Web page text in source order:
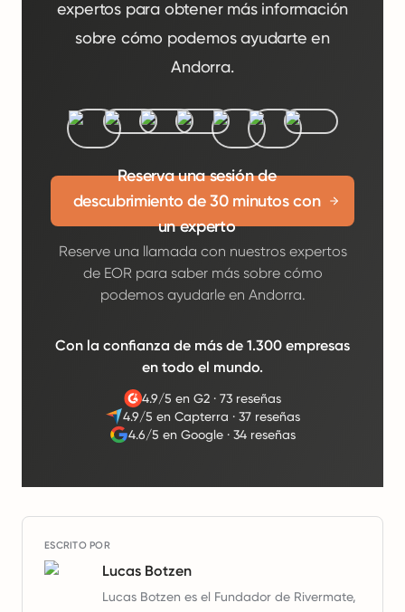
expertos para obtener más información
sobre cómo podemos ayudarte en
Andorra.
Reserva una sesión de
descubrimiento de 30 minutos con
un experto
Reserve una llamada con nuestros expertos
de EOR para saber más sobre cómo
podemos ayudarle en Andorra.
Con la confianza de más de 1.300 empresas
en todo el mundo.
4.9/5 en G2 ·73 reseñas
4.9/5 en Capterra ·37 reseñas
4.6/5 en Google· 34 reseñas
ESCRITO POR
Lucas Botzen
Lucas Botzen es el Fundador de Rivermate,